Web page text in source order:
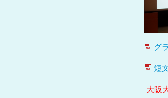
グ
短
大阪